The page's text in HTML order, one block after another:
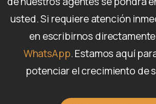
usted. Si requiere atención
en escribirnos
WhatsApp. Estamos aquí
potenciar el crecimiento de